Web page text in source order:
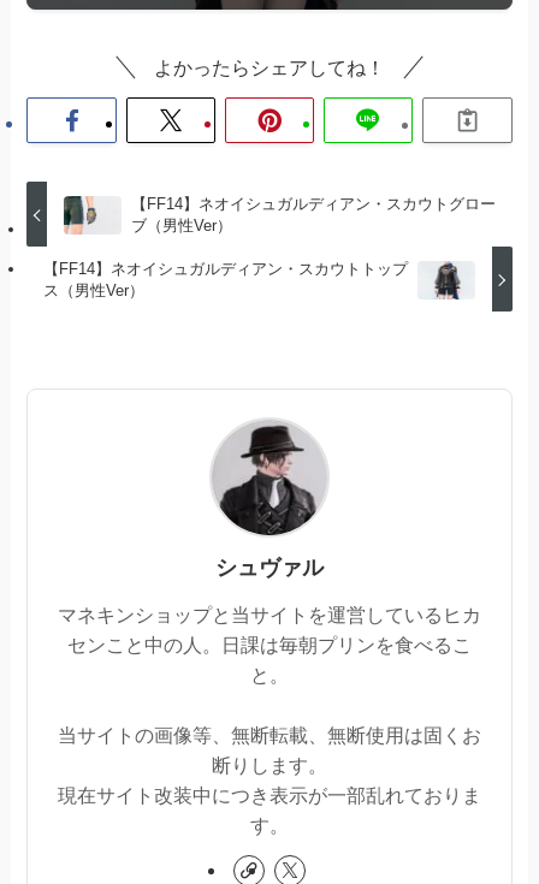
よかったらシェアしてね！
【FF14】ネオイシュガルディアン・スカウトグロー
ブ（男性Ver）
【FF14】ネオイシュガルディアン・スカウトトップ
ス（男性Ver）
シュヴァル
マネキンショップと当サイトを運営しているヒカ
センこと中の人。日課は毎朝プリンを食べるこ
と。
当サイトの画像等、無断転載、無断使用は固くお
断りします。
現在サイト改装中につき表示が一部乱れておりま
す。